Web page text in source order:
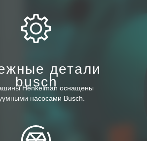
детали
busch
Henkelman оснащены
насосами Busch.